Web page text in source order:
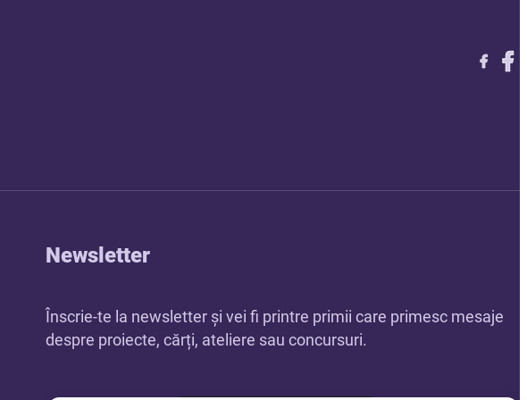
Follow
Newsletter
Înscrie-te la newsletter și vei fi printre primii care primesc mesaje
despre proiecte, cărți, ateliere sau concursuri.